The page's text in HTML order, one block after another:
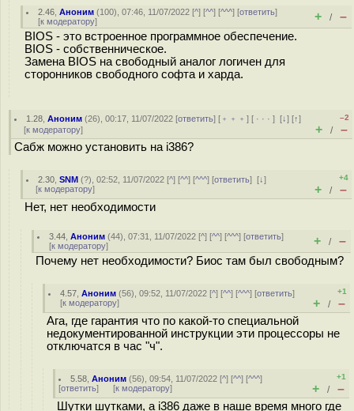
2.46 ,Аноним (100), 07:46, 11/07/2022 [^] [^^] [^^^] [ответить]
[к модератору] + / –
BIOS - это встроенное программное обеспечение.
BIOS - собственническое.
Замена BIOS на свободный аналог логичен для
сторонников свободного софта и харда.
1.28 ,Аноним (26), 00:17, 11/07/2022 [ответить] [ ﹢﹢﹢] [ · · ·][↓] [↑]
[к модератору]
–2
+ / –
Сабж можно установить на i386?
2.30 ,SNM (?), 02:52, 11/07/2022 [^] [^^] [^^^] [ответить][↓]
[к модератору]
+4
+ / –
Нет, нет необходимости
3.44 ,Аноним (44), 07:31, 11/07/2022 [^] [^^] [^^^] [ответить]
[к модератору] + / –
Почему нет необходимости? Биос там был свободным?
4.57 ,Аноним (56), 09:52, 11/07/2022 [^] [^^] [^^^] [ответить]
[к модератору]
+1
+ / –
Ага, где гарантия что по какой-то специальной
недокументированной инструкции эти процессоры не
отключатся в час "ч".
5.58 ,Аноним (56), 09:54, 11/07/2022 [^] [^^] [^^^]
[ответить] [к модератору]
+1
+ / –
Шутки шутками, а i386 даже в наше время много где